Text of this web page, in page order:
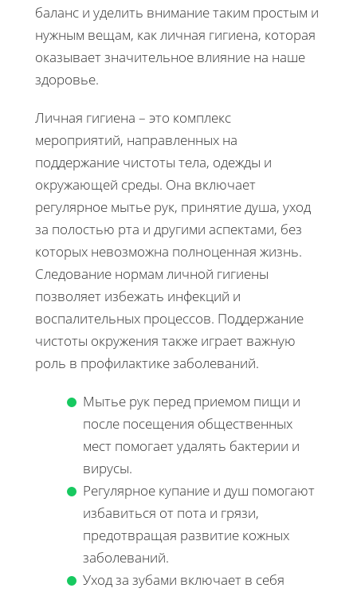
баланс и уделить внимание таким простым и
нужным вещам, как личная гигиена, которая
оказывает значительное влияние на наше
здоровье.
Личная гигиена – это комплекс
мероприятий, направленных на
поддержание чистоты тела, одежды и
окружающей среды. Она включает
регулярное мытье рук, принятие душа, уход
за полостью рта и другими аспектами, без
которых невозможна полноценная жизнь.
Следование нормам личной гигиены
позволяет избежать инфекций и
воспалительных процессов. Поддержание
чистоты окружения также играет важную
роль в профилактике заболеваний.
Мытье рук перед приемом пищи и
после посещения общественных
мест помогает удалять бактерии и
вирусы.
Регулярное купание и душ помогают
избавиться от пота и грязи,
предотвращая развитие кожных
заболеваний.
Уход за зубами включает в себя